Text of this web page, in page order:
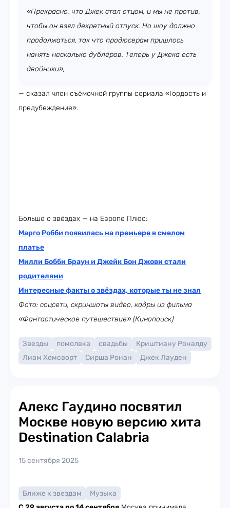
«Прекрасно, что Джек стал отцом, и мы не против,
чтобы он взял декретный отпуск. Но шоу должно
продолжаться, так что продюсерам пришлось
нанять несколько дублёров. Теперь у Джека есть
двойники»,
— сказал член съёмочной группы сериала «Гордость и
предубеждение».
Больше о звёздах — на Европе Плюс:
Марго Робби появилась на премьере в смелом
платье
Милли Бобби Браун и Джейк Бон Джови стали
родителями
Интересные факты о звёздах, которые ты не знал
Фото: соцсети, скриншоты видео, кадры из фильма
«Фантастическое путешествие» (Кинопоиск)
Звезды помолвка свадьбы
Криштиану Роналду
Лиам Хемсворт
Сирша Ронан Джек Лауден
Алекс Гаудино посвятил
Москве новую версию хита
Destination Calabria
15 сентября 2025
Ближе к звездам
Музыка